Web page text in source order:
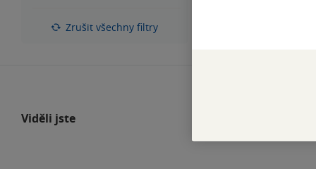
Zrušit všechny filtry
Viděli jste